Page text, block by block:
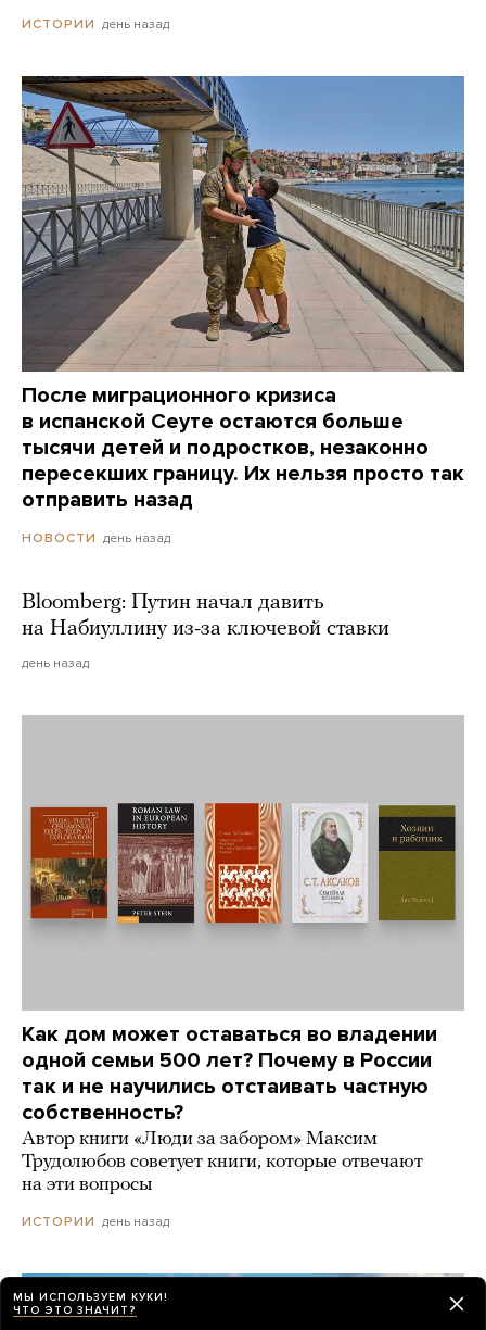
ИСТОРИИ день назад
После миграционного кризиса
в испанской Сеуте остаются больше
тысячи детей и подростков, незаконно
пересекших границу. Их нельзя просто так
отправить назад
НОВОСТИ день назад
Bloomberg: Путин начал давить
на Набиуллину из-за ключевой ставки
день назад
Как дом может оставаться во владении
одной семьи 500 лет? Почему в России
так и не научились отстаивать частную
собственность?
Автор книги «Люди за забором» Максим
Трудолюбов советует книги, которые отвечают
на эти вопросы
ИСТОРИИ день назад
МЫ ИСПОЛЬЗУЕМ КУКИ!
ЧТО ЭТО ЗНАЧИТ?